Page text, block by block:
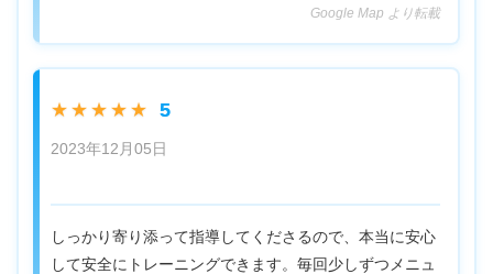
Google Map より転載
★★★★★ 5
2023年12月05日
しっかり寄り添って指導してくださるので、本当に安心
して安全にトレーニングできます。毎回少しずつメニュ